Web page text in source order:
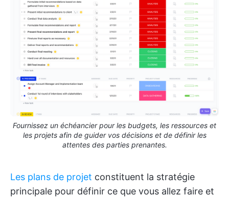
Fournissez un échéancier pour les budgets, les ressources et
les projets afin de guider vos décisions et de définir les
attentes des parties prenantes.
Les plans de projet constituent la stratégie
principale pour définir ce que vous allez faire et